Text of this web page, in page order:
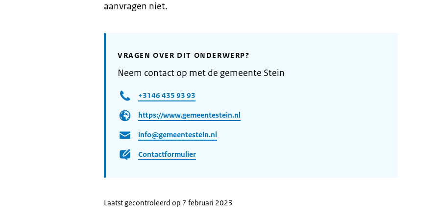
aanvragen niet.
VRAGEN OVER DIT ONDERWERP?
Neem contact op met de gemeente Stein
+3146 435 93 93
https://www.gemeentestein.nl
info@gemeentestein.nl
Contactformulier
Laatst gecontroleerd op 7 februari 2023